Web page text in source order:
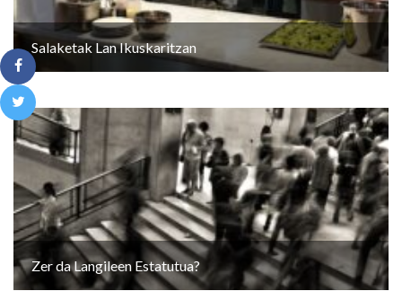
Salaketak Lan Ikuskaritzan
Zer da Langileen Estatutua?